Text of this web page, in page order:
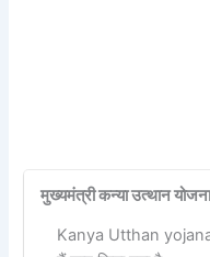
मुख्यमंत्री कन्या उत्थान
Kanya Utthan yojana